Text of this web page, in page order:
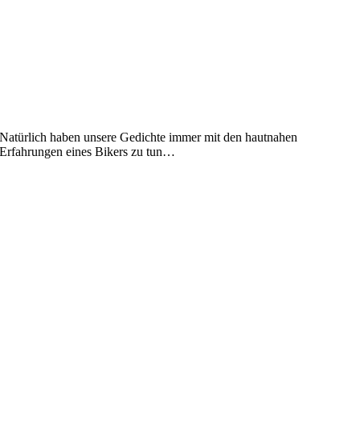
Natürlich haben unsere Gedichte immer mit den hautnahen
Erfahrungen eines Bikers zu tun…